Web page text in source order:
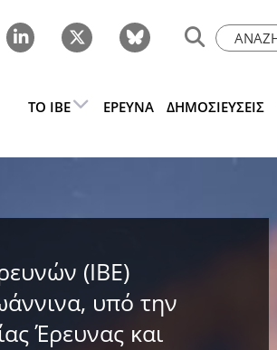
ΤΟ IBE ΈΡΕΥΝΑ ΔΗΜΟΣΙΕΎΣΕΙΣ
(ΙΒΕ)
υπό την
Έρευνας και